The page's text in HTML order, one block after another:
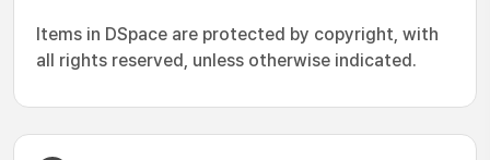
Items in DSpace are protected by copyright, with
all rights reserved, unless otherwise indicated.